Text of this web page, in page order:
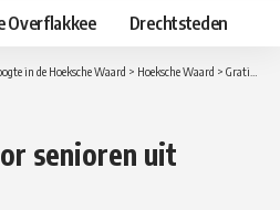
aanpassen
Overflakkee Drechtsteden
in de Hoeksche Waard > Hoeksche Waard > Gratis fittest voor senioren uit Cromstrijen
senioren uit